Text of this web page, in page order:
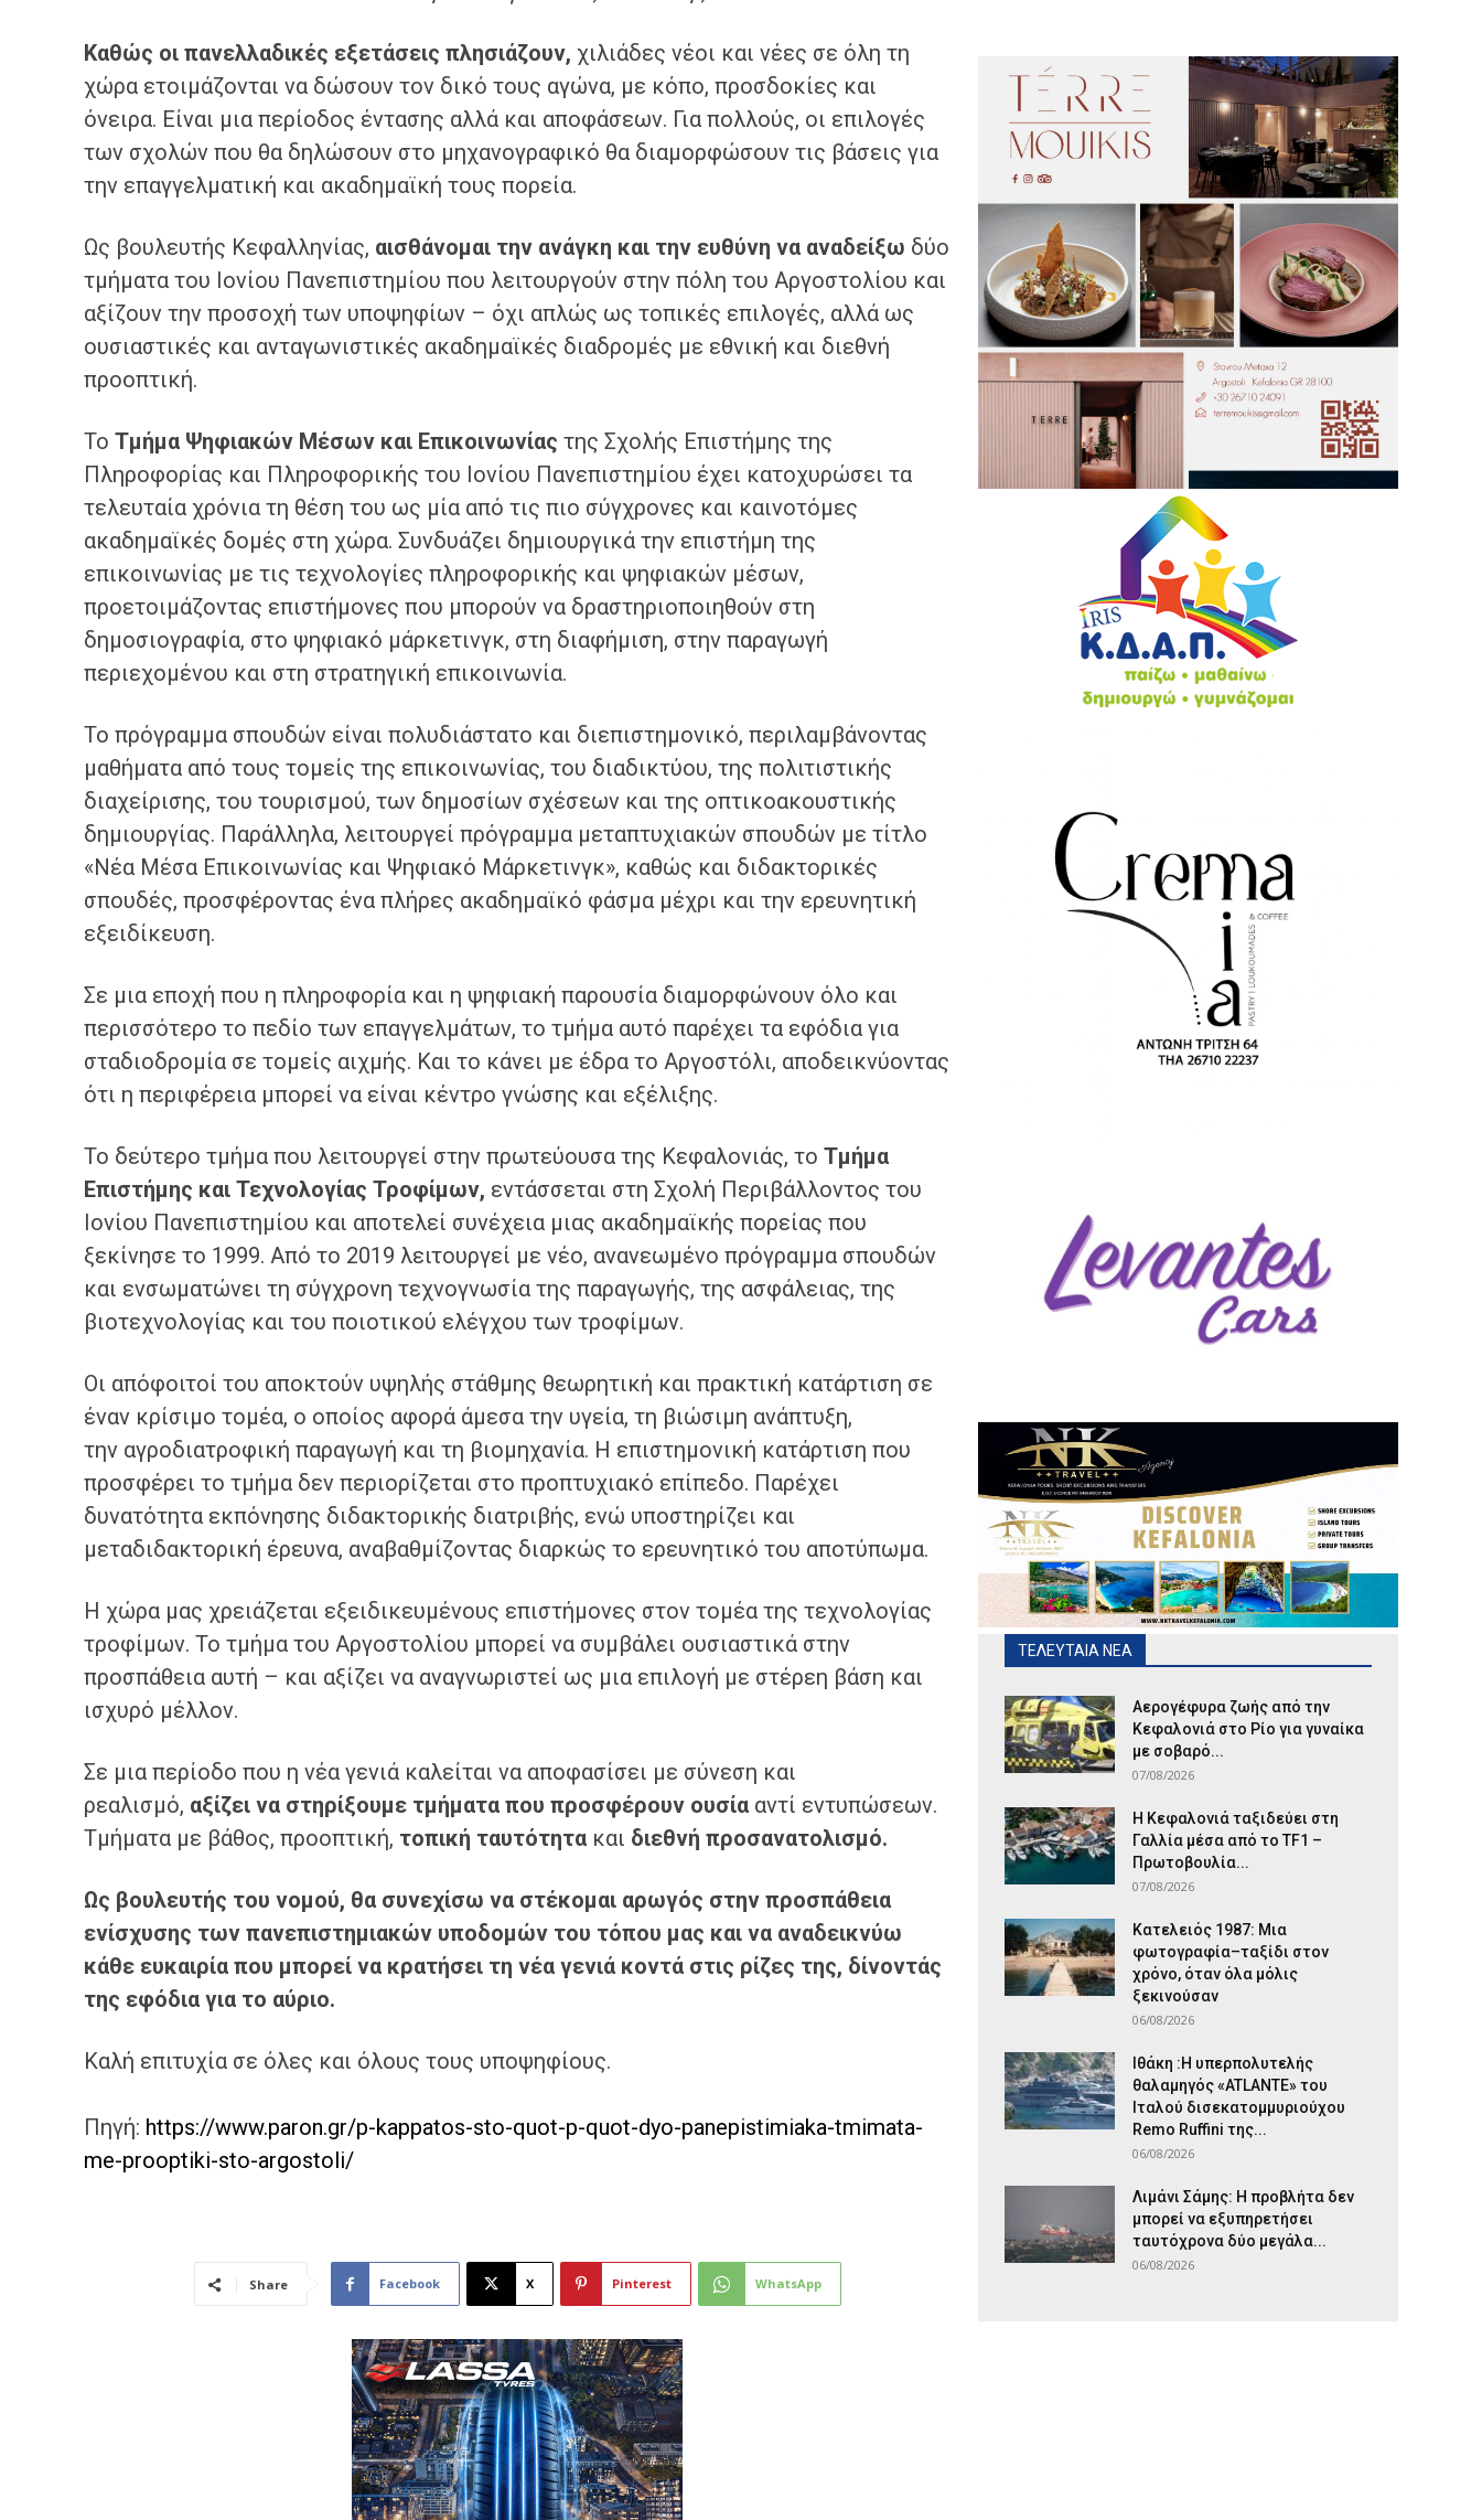
Καθώς οι πανελλαδικές εξετάσεις πλησιάζουν, χιλιάδες νέοι και νέες σε όλη τη
χώρα ετοιμάζονται να δώσουν τον δικό τους αγώνα, με κόπο, προσδοκίες και
όνειρα. Είναι μια περίοδος έντασης αλλά και αποφάσεων. Για πολλούς, οι επιλογές
των σχολών που θα δηλώσουν στο μηχανογραφικό θα διαμορφώσουν τις βάσεις για
την επαγγελματική και ακαδημαϊκή τους πορεία.
Ως βουλευτής Κεφαλληνίας, αισθάνομαι την ανάγκη και την ευθύνη να αναδείξω δύο
τμήματα του Ιονίου Πανεπιστημίου που λειτουργούν στην πόλη του Αργοστολίου και
αξίζουν την προσοχή των υποψηφίων – όχι απλώς ως τοπικές επιλογές, αλλά ως
ουσιαστικές και ανταγωνιστικές ακαδημαϊκές διαδρομές με εθνική και διεθνή
προοπτική.
Το Τμήμα Ψηφιακών Μέσων και Επικοινωνίας της Σχολής Επιστήμης της
Πληροφορίας και Πληροφορικής του Ιονίου Πανεπιστημίου έχει κατοχυρώσει τα
τελευταία χρόνια τη θέση του ως μία από τις πιο σύγχρονες και καινοτόμες
ακαδημαϊκές δομές στη χώρα. Συνδυάζει δημιουργικά την επιστήμη της
επικοινωνίας με τις τεχνολογίες πληροφορικής και ψηφιακών μέσων,
προετοιμάζοντας επιστήμονες που μπορούν να δραστηριοποιηθούν στη
δημοσιογραφία, στο ψηφιακό μάρκετινγκ, στη διαφήμιση, στην παραγωγή
περιεχομένου και στη στρατηγική επικοινωνία.
Το πρόγραμμα σπουδών είναι πολυδιάστατο και διεπιστημονικό, περιλαμβάνοντας
μαθήματα από τους τομείς της επικοινωνίας, του διαδικτύου, της πολιτιστικής
διαχείρισης, του τουρισμού, των δημοσίων σχέσεων και της οπτικοακουστικής
δημιουργίας. Παράλληλα, λειτουργεί πρόγραμμα μεταπτυχιακών σπουδών με τίτλο
«Νέα Μέσα Επικοινωνίας και Ψηφιακό Μάρκετινγκ», καθώς και διδακτορικές
σπουδές, προσφέροντας ένα πλήρες ακαδημαϊκό φάσμα μέχρι και την ερευνητική
εξειδίκευση.
Σε μια εποχή που η πληροφορία και η ψηφιακή παρουσία διαμορφώνουν όλο και
περισσότερο το πεδίο των επαγγελμάτων, το τμήμα αυτό παρέχει τα εφόδια για
σταδιοδρομία σε τομείς αιχμής. Και το κάνει με έδρα το Αργοστόλι, αποδεικνύοντας
ότι η περιφέρεια μπορεί να είναι κέντρο γνώσης και εξέλιξης.
Το δεύτερο τμήμα που λειτουργεί στην πρωτεύουσα της Κεφαλονιάς, το Τμήμα
Επιστήμης και Τεχνολογίας Τροφίμων, εντάσσεται στη Σχολή Περιβάλλοντος του
Ιονίου Πανεπιστημίου και αποτελεί συνέχεια μιας ακαδημαϊκής πορείας που
ξεκίνησε το 1999. Από το 2019 λειτουργεί με νέο, ανανεωμένο πρόγραμμα σπουδών
και ενσωματώνει τη σύγχρονη τεχνογνωσία της παραγωγής, της ασφάλειας, της
βιοτεχνολογίας και του ποιοτικού ελέγχου των τροφίμων.
Οι απόφοιτοί του αποκτούν υψηλής στάθμης θεωρητική και πρακτική κατάρτιση σε
έναν κρίσιμο τομέα, ο οποίος αφορά άμεσα την υγεία, τη βιώσιμη ανάπτυξη,
την αγροδιατροφική παραγωγή και τη βιομηχανία. Η επιστημονική κατάρτιση που
προσφέρει το τμήμα δεν περιορίζεται στο προπτυχιακό επίπεδο. Παρέχει
δυνατότητα εκπόνησης διδακτορικής διατριβής, ενώ υποστηρίζει και
μεταδιδακτορική έρευνα, αναβαθμίζοντας διαρκώς το ερευνητικό του αποτύπωμα.
Η χώρα μας χρειάζεται εξειδικευμένους επιστήμονες στον τομέα της τεχνολογίας
τροφίμων. Το τμήμα του Αργοστολίου μπορεί να συμβάλει ουσιαστικά στην
προσπάθεια αυτή – και αξίζει να αναγνωριστεί ως μια επιλογή με στέρεη βάση και
ισχυρό μέλλον.
Σε μια περίοδο που η νέα γενιά καλείται να αποφασίσει με σύνεση και
ρεαλισμό, αξίζει να στηρίξουμε τμήματα που προσφέρουν ουσία αντί εντυπώσεων.
Τμήματα με βάθος, προοπτική, τοπική ταυτότητα και διεθνή προσανατολισμό.
Ως βουλευτής του νομού, θα συνεχίσω να στέκομαι αρωγός στην προσπάθεια
ενίσχυσης των πανεπιστημιακών υποδομών του τόπου μας και να αναδεικνύω
κάθε ευκαιρία που μπορεί να κρατήσει τη νέα γενιά κοντά στις ρίζες της, δίνοντάς
της εφόδια για το αύριο.
Καλή επιτυχία σε όλες και όλους τους υποψηφίους.
Πηγή: https://www.paron.gr/p-kappatos-sto-quot-p-quot-dyo-panepistimiaka-tmimata-
me-prooptiki-sto-argostoli/
Share Facebook X Pinterest WhatsApp
ΤΕΛΕΥΤΑΙΑ ΝΕΑ
Αερογέφυρα ζωής από την
Κεφαλονιά στο Ρίο για γυναίκα
με σοβαρό...
07/08/2026
Η Κεφαλονιά ταξιδεύει στη
Γαλλία μέσα από το TF1 –
Πρωτοβουλία...
07/08/2026
Κατελειός 1987: Μια
φωτογραφία–ταξίδι στον
χρόνο, όταν όλα μόλις
ξεκινούσαν
06/08/2026
Ιθάκη :Η υπερπολυτελής
θαλαμηγός «ATLANTE» του
Ιταλού δισεκατομμυριούχου
Remo Ruffini της...
06/08/2026
Λιμάνι Σάμης: Η προβλήτα δεν
μπορεί να εξυπηρετήσει
ταυτόχρονα δύο μεγάλα...
06/08/2026